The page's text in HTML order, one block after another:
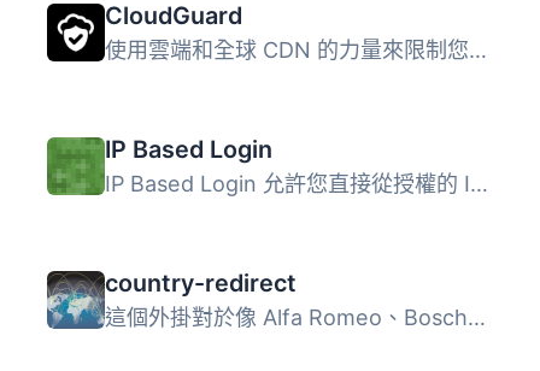
CloudGuard
使用雲端和全球 CDN 的力量來限制您的登入頁面訪問。 CloudGu...
IP Based Login
IP Based Login 允許您直接從授權的 IP 登錄，而不需要輸入密...
country-redirect
這個外掛對於像 Alfa Romeo、Bosch、Biir 和 Siemens 這樣的...